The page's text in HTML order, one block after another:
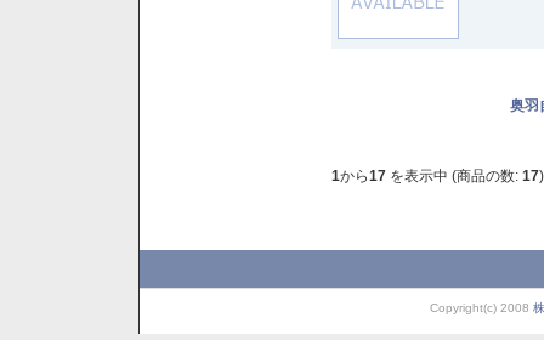
奥
1から17 を表示中 (商品の数: 17)
Copyright(c) 2008